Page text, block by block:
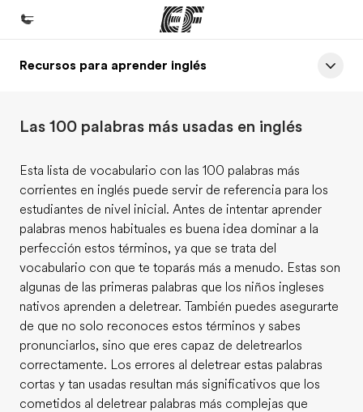
Inicio
Programas
Oficinas
Sobre nosotros
Quiénes somos
Trabajos
Únete al equipo
Recursos para aprender inglés
Las 100 palabras más usadas en inglés
Esta lista de vocabulario con las 100 palabras más
corrientes en inglés puede servir de referencia para los
estudiantes de nivel inicial. Antes de intentar aprender
palabras menos habituales es buena idea dominar a la
perfección estos términos, ya que se trata del
vocabulario con que te toparás más a menudo. Estas son
algunas de las primeras palabras que los niños ingleses
nativos aprenden a deletrear. También puedes asegurarte
de que no solo reconoces estos términos y sabes
pronunciarlos, sino que eres capaz de deletrearlos
correctamente. Los errores al deletrear estas palabras
cortas y tan usadas resultan más significativos que los
cometidos al deletrear palabras más complejas que